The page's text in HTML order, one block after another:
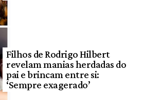
Filhos de Rodrigo Hilbert
revelam manias herdadas do
pai e brincam entre si:
‘Sempre exagerado’